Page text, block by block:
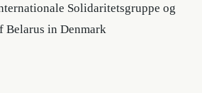
Solidaritetsgruppe og
Belarus in Denmark